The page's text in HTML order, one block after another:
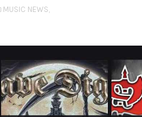
MUSIC NEWS,